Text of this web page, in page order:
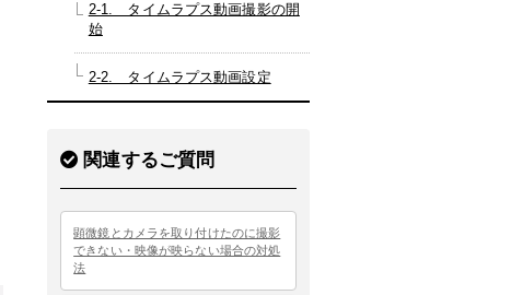
2-1. タイムラプス動画撮影の開
始
2-2. タイムラプス動画設定
関連するご質問
顕微鏡とカメラを取り付けたのに撮影
できない・映像が映らない場合の対処
法